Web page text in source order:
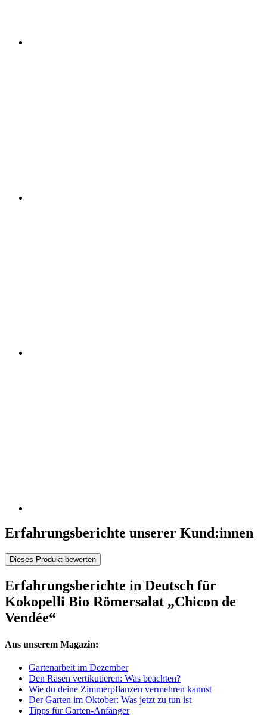
Erfahrungsberichte unserer Kund:innen
Dieses Produkt bewerten
Erfahrungsberichte in Deutsch für
Kokopelli Bio Römersalat „Chicon de
Vendée“
Aus unserem Magazin:
Gartenarbeit im Dezember
Den Rasen vertikutieren: Was beachten?
Wie du deine Zimmerpflanzen vermehren kannst
Der Garten im Oktober: Was jetzt zu tun ist
Tipps für Garten-Anfänger